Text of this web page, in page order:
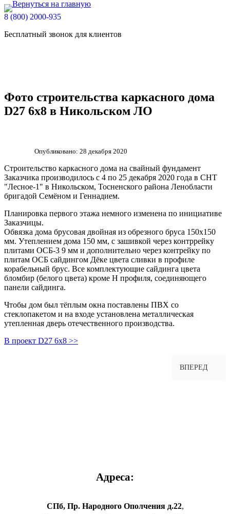
8 (800) 2000-935
Бесплатный звонок для клиентов
Фото строительства каркасного дома
D27 6х8 в Никольском ЛО
Опубликовано: 28 декабря 2020
Строительство каркасного дома на свайный фундамент
Заказчика производилось с 4 по 25 декабря 2020 года в СНТ
"Лесное-1" в Никольском, Тосненского района Ленобласти
бригадой Семёном и Геннадием.
Планировка первого этажа немного изменена по инициативе
Заказчицы.
Обвязка дома брусовая двойная из обрезного бруса 150х150
мм. Утеплением дома 150 мм, с зашивкой через контррейку
плитами ОСБ-3 9 мм и дополнительно через контрейку по
плитам ОСБ сайдингом Дёке цвета сливки в профиле
корабельный брус. Все комплектующие сайдинга цвета
бломбир (белого цвета) кроме H профиля, соединяющего
панели сайдинга.
Чтобы дом был тёплым окна поставлены ПВХ со
стеклопакетом и на входе установлена металлическая
утепленная дверь отечественного производства.
В проект D27 6х8 >>
ВПЕРЕД
Адреса:
СПб, Пр. Народного Ополчения д.22,